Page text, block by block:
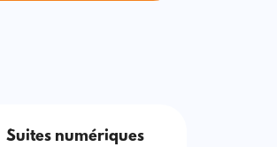
Suites numériques